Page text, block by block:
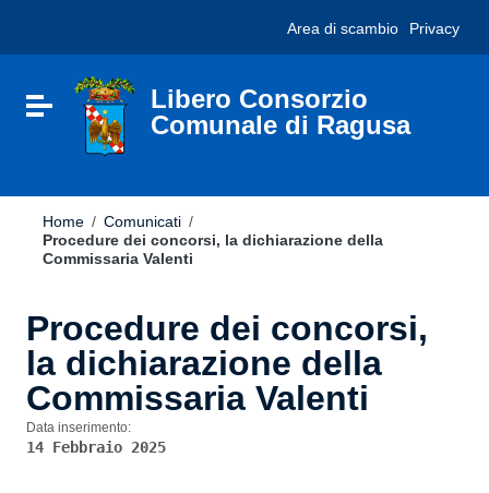
sito
include
Vai al footer
Area di scambio Privacy
Attiva / disattiva la navigazione
Libero Consorzio
Comunale di Ragusa
Home / Comunicati /
Procedure dei concorsi, la dichiarazione della
Commissaria Valenti
Procedure dei concorsi,
la dichiarazione della
Commissaria Valenti
Data inserimento:
14 Febbraio 2025